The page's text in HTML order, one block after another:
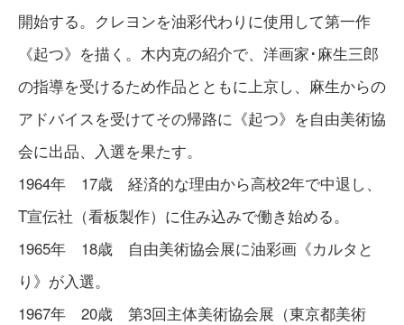
開始する。クレヨンを油彩代わりに使用して第一作
《起つ》を描く。木内克の紹介で、洋画家･麻生三郎
の指導を受けるため作品とともに上京し、麻生からの
アドバイスを受けてその帰路に《起つ》を自由美術協
会に出品、入選を果たす。
1964年 17歳 経済的な理由から高校2年で中退し、
T宣伝社（看板製作）に住み込みで働き始める。
1965年 18歳 自由美術協会展に油彩画《カルタと
り》が入選。
1967年 20歳 第3回主体美術協会展（東京都美術